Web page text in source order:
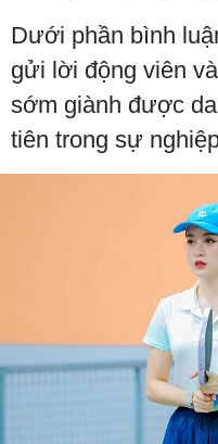
Dưới phần bình
gửi lời động viên
sớm giành được
tiên trong sự